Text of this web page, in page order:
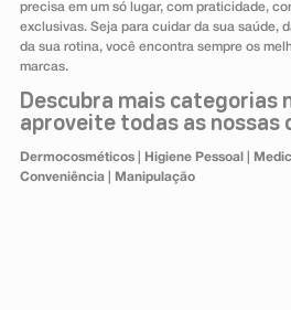
precisa em um só lugar, com praticidade,
exclusivas. Seja para cuidar da sua saúde,
da sua rotina, você encontra sempre os
marcas.
Descubra mais categorias
aproveite todas as nossas
Dermocosméticos| Higiene Pessoal
Conveniência| Manipulação